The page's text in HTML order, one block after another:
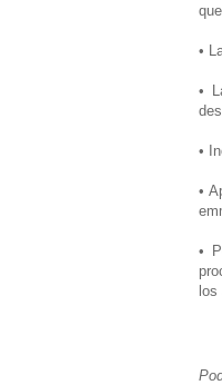
•
•
•
•
•
los